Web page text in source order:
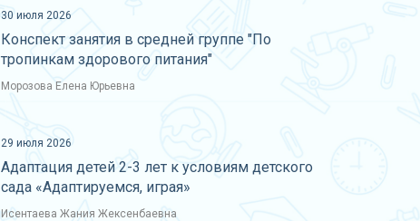
30 июля 2026
Конспект занятия в средней группе "По
тропинкам здорового питания"
Морозова Елена Юрьевна
29 июля 2026
Адаптация детей 2-3 лет к условиям детского
сада «Адаптируемся, играя»
Исентаева Жания Жексенбаевна